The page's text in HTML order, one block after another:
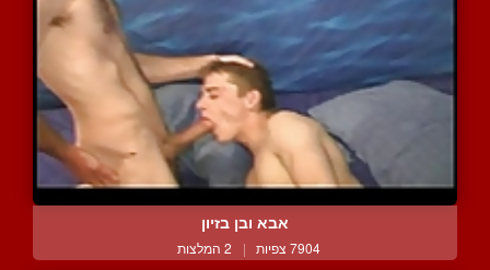
אבא ובן בזיון
7904 צפיות | 2 המלצות